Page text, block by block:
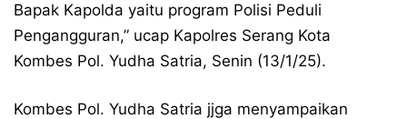
Bapak Kapolda yaitu program Polisi Peduli
Pengangguran,” ucap Kapolres Serang Kota
Kombes Pol. Yudha Satria, Senin (13/1/25).
Kombes Pol. Yudha Satria jjga menyampaikan